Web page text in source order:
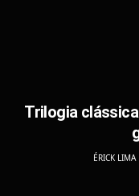
Trilogia
ÉRICK LIMA